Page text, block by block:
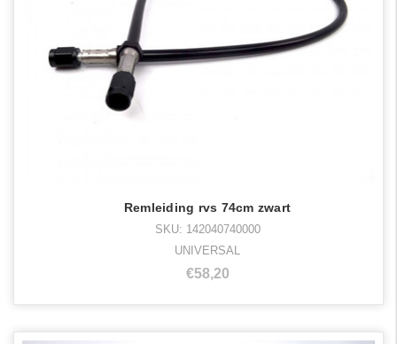
Remleiding rvs 74cm zwart
SKU: 142040740000
UNIVERSAL
€58,20